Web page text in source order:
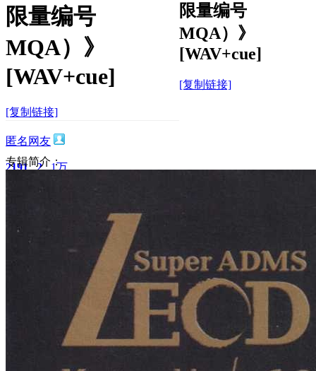
限量编号
MQA）》
[WAV+cue]
[复制链接]
限量编号
MQA）》
[WAV+cue]
[复制链接]
匿名网友
2191 2
回帖
1万
2024-12-24 20:45:34 显示全部楼层 /阅读模式
专辑简介：